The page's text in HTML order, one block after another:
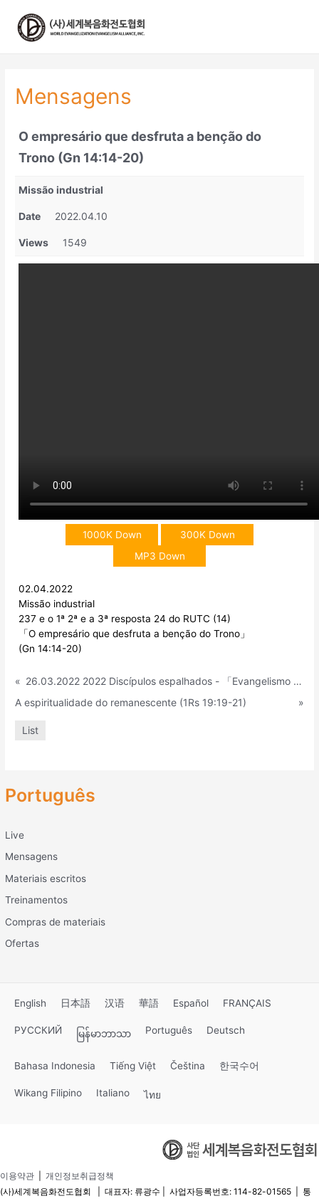
Português
Live
Mensagens
Materiais escritos
Treinamentos
Compras de materiais
Ofertas
Mensagens
O empresário que desfruta a benção do
Trono (Gn 14:14-20)
Missão industrial
Date 2022.04.10
Views 1549
1000K Down
300K Down
MP3 Down
02.04.2022
Missão industrial
237 e o 1ª 2ª e a 3ª resposta 24 do RUTC (14)
「O empresário que desfruta a benção do Trono」
(Gn 14:14-20)
«
26.03.2022 2022 Discípulos espalhados - 「Evangelismo on-line dos tempos de Egipto」 (Ex 3:18-20)
A espiritualidade do remanescente (1Rs 19:19-21)
»
List
English 日本語 汉语 華語 Español FRANÇAIS
РУССКИЙ မြန်မာဘာသာ Português Deutsch
Bahasa Indonesia Tiếng Việt Čeština 한국수어
Wikang Filipino Italiano ไทย
이용약관
개인정보취급정책
(사)세계복음화전도협회 | 대표자: 류광수 | 사업자등록번호: 114-82-01565 | 통